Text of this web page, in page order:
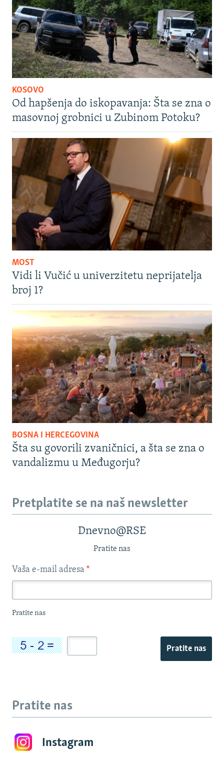
KOSOVO
Od hapšenja do iskopavanja: Šta se zna o
masovnoj grobnici u Zubinom Potoku?
MOST
Vidi li Vučić u univerzitetu neprijatelja
broj 1?
BOSNA I HERCEGOVINA
Šta su govorili zvaničnici, a šta se zna o
vandalizmu u Međugorju?
Pretplatite se na naš newsletter
Dnevno@RSE
Pratite nas
Vaša e-mail adresa *
Pratite nas
Pratite nas
Pratite nas
Instagram